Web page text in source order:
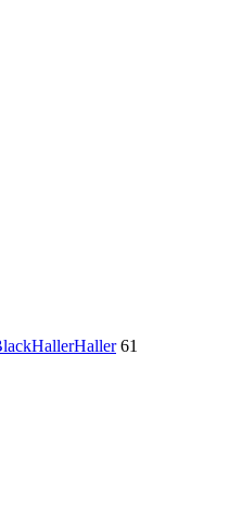
HallerHaller 61